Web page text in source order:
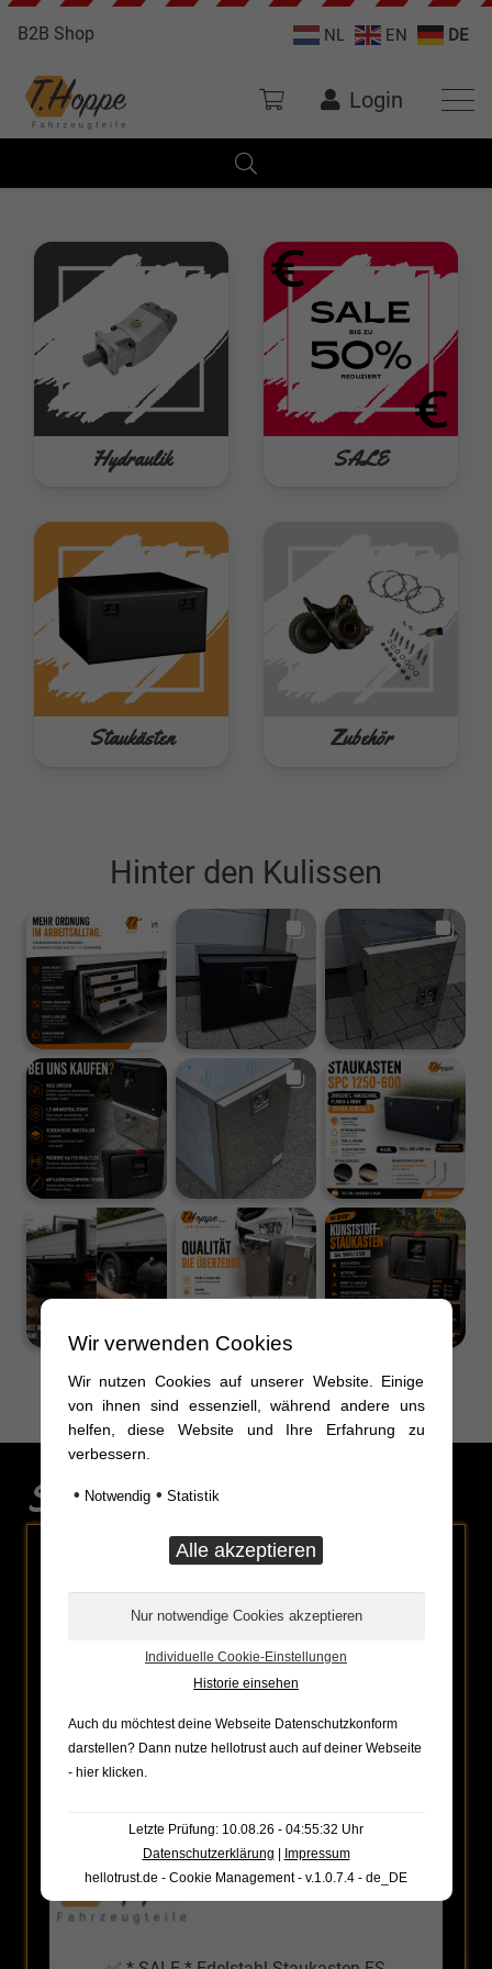
B2B Shop NL EN DE
Login
Hydraulik SALE
Staukästen Zubehör
Hinter den Kulissen
mehr sehen
Sonderaktionen
Wir verwenden Cookies
Wir nutzen Cookies auf unserer Website. Einige
von ihnen sind essenziell, während andere uns
helfen, diese Website und Ihre Erfahrung zu
verbessern.
• Notwendig • Statistik
Individuelle Cookie-Einstellungen
Historie einsehen
Auch du möchtest deine Webseite Datenschutzkonform
darstellen? Dann nutze hellotrust auch auf deiner Webseite
- hier klicken
Letzte Prüfung: 10.08.26 - 04:55:32 Uhr
Datenschutzerklärung | Impressum
hellotrust.de - Cookie Management - v.1.0.7.4 - de_DE